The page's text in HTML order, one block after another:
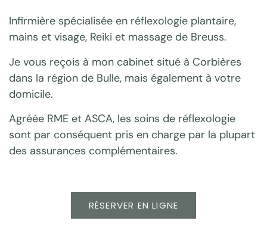
Infirmière spécialisée en réflexologie plantaire,
mains et visage, Reiki et massage de Breuss.
Je vous reçois à mon cabinet situé à Corbières
dans la région de Bulle, mais également à votre
domicile.
Agréée RME et ASCA, les soins de réflexologie
sont par conséquent pris en charge par la plupart
des assurances complémentaires.
RÉSERVER EN LIGNE